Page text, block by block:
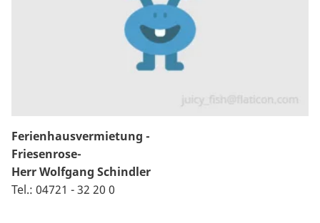
Ferienhausvermietung -
Friesenrose-
Herr Wolfgang Schindler
Tel.: 04721 - 32 20 0